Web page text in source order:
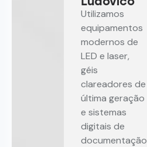
Utilizamos
equipamentos
modernos de
LED e laser,
géis
clareadores de
última geração
e sistemas
digitais de
documentação